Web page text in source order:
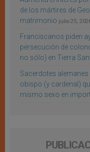
de los mártires de
matrimonio julio 25,
Franciscanos piden
persecución de
no sólo) en Tierra
Sacerdotes
obispo (y cardenal)
mismo sexo en